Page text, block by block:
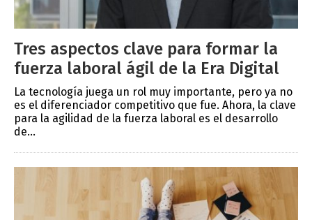
Tres aspectos clave para formar la
fuerza laboral ágil de la Era Digital
La tecnología juega un rol muy importante, pero ya no
es el diferenciador competitivo que fue. Ahora, la clave
para la agilidad de la fuerza laboral es el desarrollo
de...